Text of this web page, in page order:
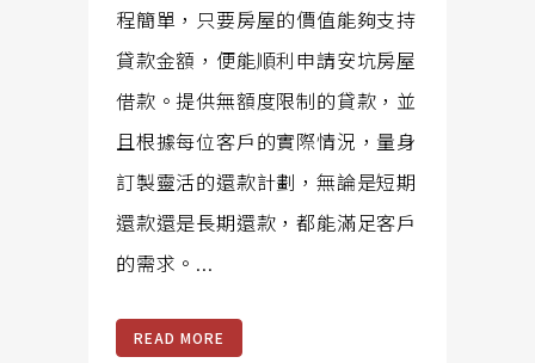
程簡單，只要房屋的價值能夠支持
貸款金額，便能順利申請安坑房屋
借款。提供無額度限制的貸款，並
且根據每位客戶的實際情況，量身
訂製靈活的還款計劃，無論是短期
還款還是長期還款，都能滿足客戶
的需求。...
READ MORE